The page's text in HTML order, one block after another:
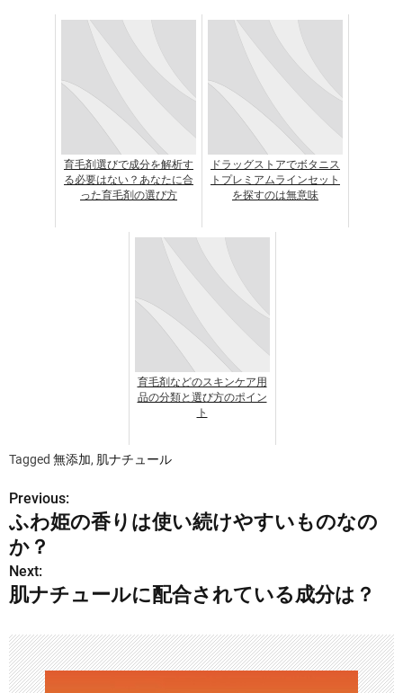
育毛剤選びで成分を解析す
る必要はない？あなたに合
った育毛剤の選び方
ドラッグストアでボタニス
トプレミアムラインセット
を探すのは無意味
育毛剤などのスキンケア用
品の分類と選び方のポイン
ト
Tagged 無添加, 肌ナチュール
投
稿
ナ
ビ
ゲ
ー
Previous:
ふわ姫の香りは使い続けやすいものなの
か？
Next:
肌ナチュールに配合されている成分は？